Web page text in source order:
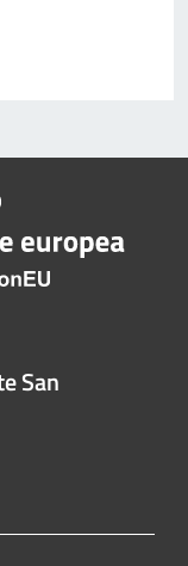
San